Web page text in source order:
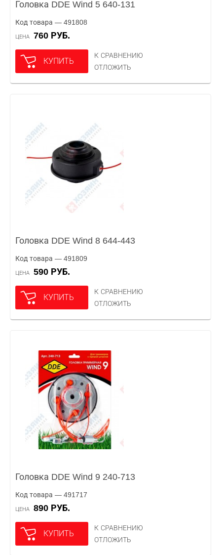
Головка DDE Wind 5 640-131
Код товара — 491808
ЦЕНА 760 РУБ.
КУПИТЬ
К СРАВНЕНИЮ
ОТЛОЖИТЬ
Головка DDE Wind 8 644-443
Код товара — 491809
ЦЕНА 590 РУБ.
КУПИТЬ
К СРАВНЕНИЮ
ОТЛОЖИТЬ
Головка DDE Wind 9 240-713
Код товара — 491717
ЦЕНА 890 РУБ.
КУПИТЬ
К СРАВНЕНИЮ
ОТЛОЖИТЬ